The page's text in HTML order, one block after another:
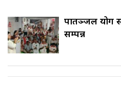
पातञ्जल योग
सम्पन्न